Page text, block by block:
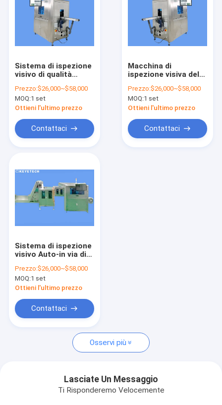
Sistema di ispezione
visivo di qualità
schermo di
visualizzazione di HD
Prezzo:$26,000~$58,000
MOQ:1 set
Ottieni l'ultimo prezzo
Contattaci
Macchina di
ispezione visiva del
rilevamento di
difetto alimentata
dall'algoritmo di AI
Prezzo:$26,000~$58,000
MOQ:1 set
Ottieni l'ultimo prezzo
Contattaci
Sistema di ispezione
visivo Auto-in via di
macchina
fotografica con
l'algoritmo di Ai
Prezzo:$26,000~$58,000
MOQ:1 set
Ottieni l'ultimo prezzo
Contattaci
Osservi più
Lasciate Un Messaggio
Ti Risponderemo Velocemente